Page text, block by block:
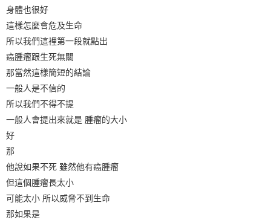
身體也很好
這樣怎麼會危及生命
所以我們這裡第一段就點出
癌腫瘤跟生死無關
那當然這樣簡短的結論
一般人是不信的
所以我們不得不提
一般人會提出來就是 腫瘤的大小
好
那
他說如果不死 雖然他有癌腫瘤
但這個腫瘤長太小
可能太小 所以威脅不到生命
那如果是